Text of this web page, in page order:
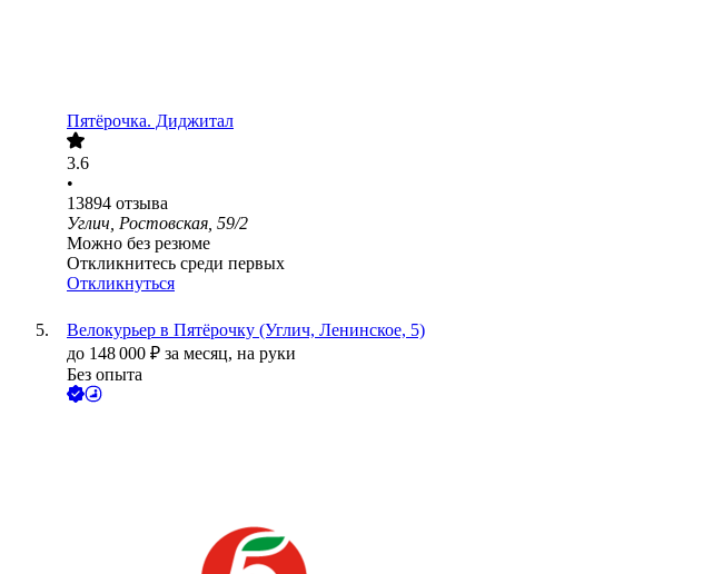
Пятёрочка. Диджитал
3.6
•
13894 отзыва
Углич, Ростовская, 59/2
Можно без резюме
Откликнитесь среди первых
Откликнуться
Велокурьер в Пятёрочку (Углич, Ленинское, 5)
до 148 000 ₽ за месяц, на руки
Без опыта